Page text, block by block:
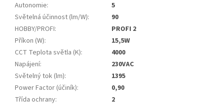
Autonomie:
5
Světelná účinnost (lm/W):
90
HOBBY/PROFI:
PROFI 2
Příkon (W):
15,5W
CCT Teplota světla (K):
4000
Napájení:
230VAC
Světelný tok (lm):
1395
Power Factor (účiník):
0,90
Třída ochrany:
2